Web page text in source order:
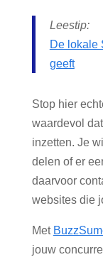
Leestip:
De lokale
geeft
Stop hier
waardevol
inzetten. Je
delen of er
daarvoor
websites die
Met
jouw